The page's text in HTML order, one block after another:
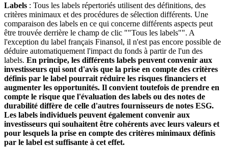
Labels : Tous les labels répertoriés utilisent des définitions, des
critères minimaux et des procédures de sélection différents. Une
comparaison des labels en ce qui concerne différents aspects peut
être trouvée derrière le champ de clic ""Tous les labels"". A
l'exception du label français Finansol, il n'est pas encore possible de
déduire automatiquement l'impact du fonds à partir de l'un des
labels. En principe, les différents labels peuvent convenir aux
investisseurs qui sont d'avis que la prise en compte des critères
définis par le label pourrait réduire les risques financiers et
augmenter les opportunités. Il convient toutefois de prendre en
compte le risque que l'évaluation des labels ou des notes de
durabilité diffère de celle d'autres fournisseurs de notes ESG.
Les labels individuels peuvent également convenir aux
investisseurs qui souhaitent être cohérents avec leurs valeurs et
pour lesquels la prise en compte des critères minimaux définis
par le label est suffisante à cet effet.